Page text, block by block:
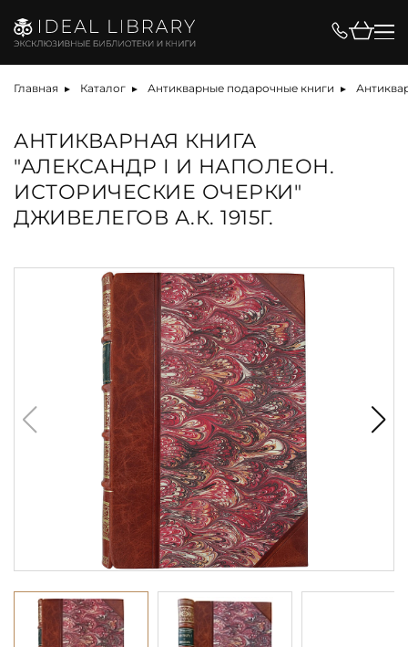
Главная Каталог Антикварные подарочные книги
АНТИКВАРНАЯ КНИГА
"АЛЕКСАНДР I И НАПОЛЕОН.
ИСТОРИЧЕСКИЕ ОЧЕРКИ"
ДЖИВЕЛЕГОВ А.К. 1915Г.